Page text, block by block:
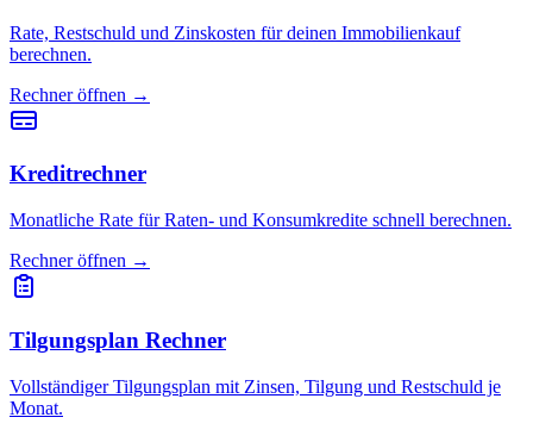
Rate, Restschuld und Zinskosten für deinen Immobilienkauf
berechnen.
Rechner öffnen →
Kreditrechner
Monatliche Rate für Raten- und Konsumkredite schnell berechnen.
Rechner öffnen →
Tilgungsplan Rechner
Vollständiger Tilgungsplan mit Zinsen, Tilgung und Restschuld je
Monat.